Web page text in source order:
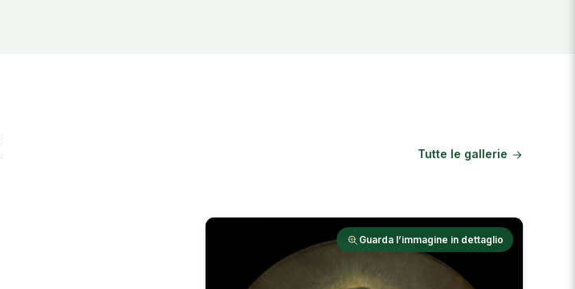
Tutte le gallerie
Guarda l’immagine in dettaglio